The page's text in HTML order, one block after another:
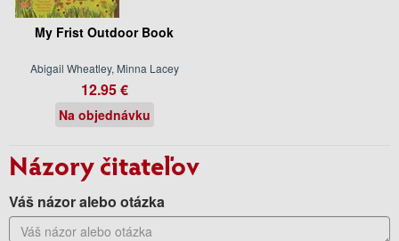
My Frist Outdoor Book
Abigail Wheatley, Minna Lacey
12.95 €
Na objednávku
Názory čitateľov
Váš názor alebo otázka